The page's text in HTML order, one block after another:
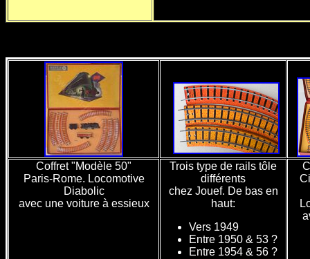
Coffret "Modèle 50"
Paris-Rome. Locomotive
Diabolic
avec une voiture à essieux
Trois type de rails tôle
différents
chez Jouef. De bas en
haut:
Vers 1949
Entre 1950 & 53 ?
Entre 1954 & 56 ?